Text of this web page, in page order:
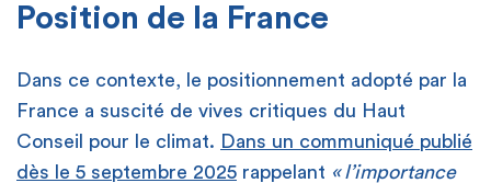
Position de la France
Dans ce contexte, le positionnement adopté par la
France a suscité de vives critiques du Haut
Conseil pour le climat. Dans un communiqué publié
dès le 5 septembre 2025 rappelant « l’importance